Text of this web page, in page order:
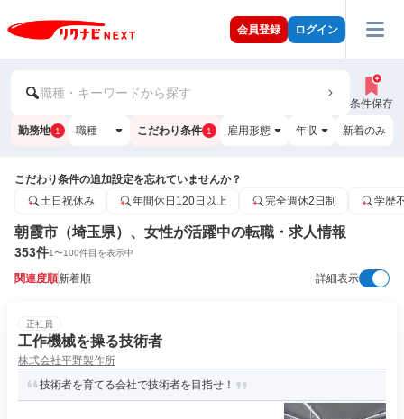
会員登録 ログイン
職種・キーワードから探す
条件保存
勤務地 1 職種 こだわり条件 1 雇用形態 年収 新着のみ
こだわり条件の追加設定を忘れていませんか？
土日祝休み
年間休日120日以上 完全週休2日制 学歴
朝霞市（埼玉県）、女性が活躍中の転職・求人情報
353件1〜100件目を表示中
関連度順新着順 詳細表示
正社員
工作機械を操る技術者
株式会社平野製作所
技術者を育てる会社で技術者を目指せ！